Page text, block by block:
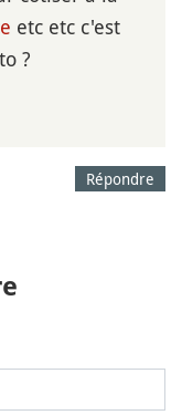
etc etc c'est
?
Répondre